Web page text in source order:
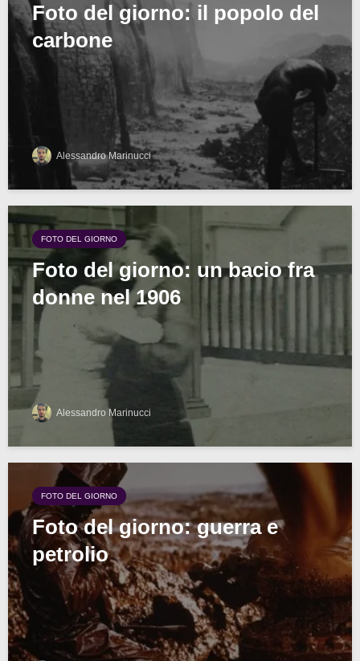
Foto del giorno: il popolo del
carbone
Alessandro Marinucci
FOTO DEL GIORNO
Foto del giorno: un bacio fra
donne nel 1906
Alessandro Marinucci
FOTO DEL GIORNO
Foto del giorno: guerra e
petrolio